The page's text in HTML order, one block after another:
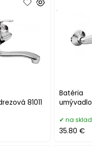
81011
Batéria
.
na
35.80 €